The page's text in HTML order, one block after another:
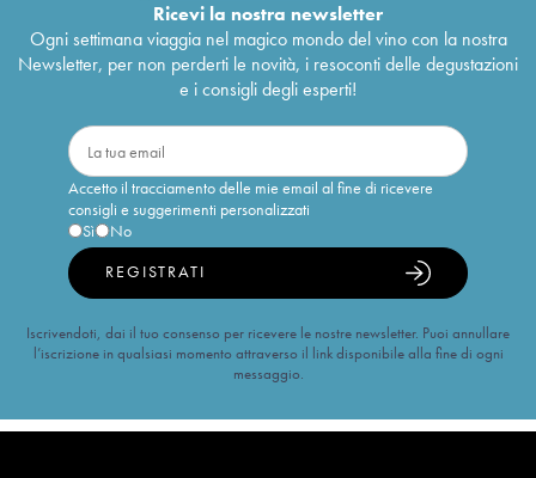
Ricevi la nostra newsletter
Ogni settimana viaggia nel magico mondo del vino con la nostra
Newsletter, per non perderti le novità, i resoconti delle degustazioni
e i consigli degli esperti!
Accetto il tracciamento delle mie email al fine di ricevere
consigli e suggerimenti personalizzati
Sì
No
REGISTRATI
Iscrivendoti, dai il tuo consenso per ricevere le nostre newsletter. Puoi annullare
l’iscrizione in qualsiasi momento attraverso il link disponibile alla fine di ogni
messaggio.